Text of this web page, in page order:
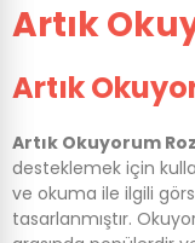
Artık
Artık
Artık Okuyorum
desteklemek için
ve okuma ile ilgili
tasarlanmıştır.